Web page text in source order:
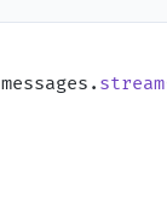
messages . stream